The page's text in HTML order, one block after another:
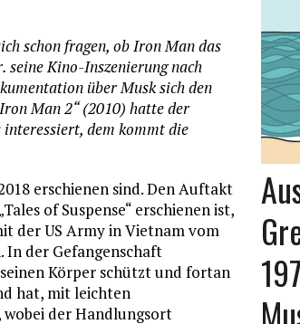
schon fragen, ob Iron Man das
seine Kino-Inszenierung nach
über Musk sich den
Man 2“ (2010) hatte der
dem kommt die
erschienen sind. Den Auftakt
of Suspense“ erschienen ist,
der US Army in Vietnam vom
In der Gefangenschaft
Körper schützt und fortan
hat, mit leichten
wobei der Handlungsort